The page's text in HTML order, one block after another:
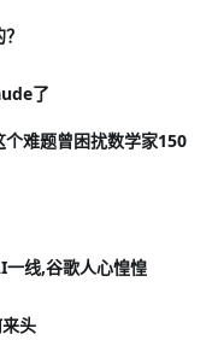
了
难题曾困扰数学家150
线,谷歌人心惶惶
头